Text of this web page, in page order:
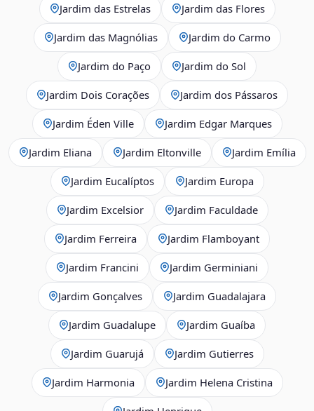
Jardim das Estrelas Jardim das Flores
Jardim das Magnólias Jardim do Carmo
Jardim do Paço Jardim do Sol
Jardim Dois Corações Jardim dos Pássaros
Jardim Éden Ville Jardim Edgar Marques
Jardim Eliana Jardim Eltonville Jardim Emília
Jardim Eucalíptos Jardim Europa
Jardim Excelsior Jardim Faculdade
Jardim Ferreira Jardim Flamboyant
Jardim Francini Jardim Germiniani
Jardim Gonçalves Jardim Guadalajara
Jardim Guadalupe Jardim Guaíba
Jardim Guarujá Jardim Gutierres
Jardim Harmonia Jardim Helena Cristina